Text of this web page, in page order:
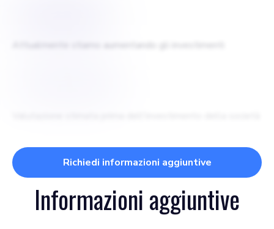
Richiedi informazioni aggiuntive
Informazioni aggiuntive